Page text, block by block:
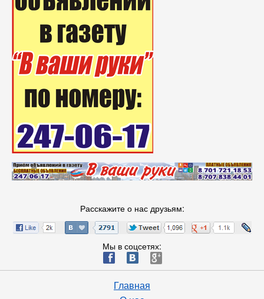
Расскажите о нас друзьям:
Мы в соцсетях:
ä æ è
Главная